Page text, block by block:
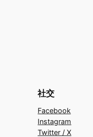
社交
Facebook
Instagram
Twitter / X